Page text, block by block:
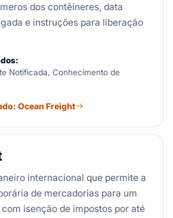
dos contêineres, data
e instruções para liberação
Notificada, Conhecimento de
Ocean Freight
internacional que permite a
de mercadorias para um
isenção de impostos por até